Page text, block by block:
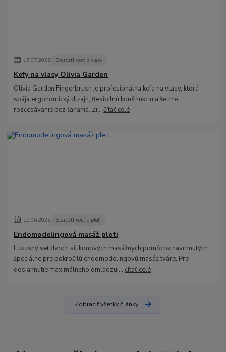
15.07.2026 Starostlivosť o vlasy
Kefy na vlasy Olivia Garden
Olivia Garden Fingerbrush je profesionálna kefa na vlasy, ktorá
spája ergonomický dizajn, flexibilnú konštrukciu a šetrné
rozčesávanie bez ťahania. Zi...čítať celé
15.06.2026 Starostlivosť o pleť
Endomodelingová masáž pleti
Luxusný set dvoch silikónových masážnych pomôcok navrhnutých
špeciálne pre pokročilú endomodelingovú masáž tváre. Pre
dosiahnutie maximálneho omladzuj...čítať celé
Zobraziť všetky články